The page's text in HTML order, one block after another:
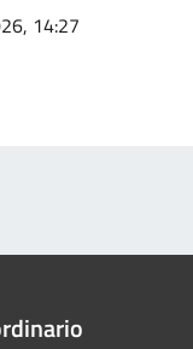
14:27